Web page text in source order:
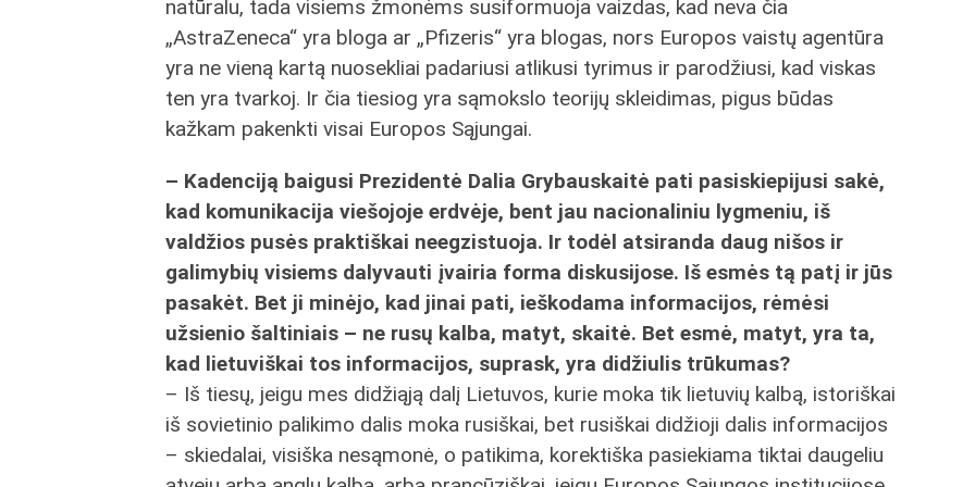
natūralu, tada visiems žmonėms susiformuoja vaizdas, kad neva čia
„AstraZeneca“ yra bloga ar „Pfizeris“ yra blogas, nors Europos vaistų agentūra
yra ne vieną kartą nuosekliai padariusi atlikusi tyrimus ir parodžiusi, kad viskas
ten yra tvarkoj. Ir čia tiesiog yra sąmokslo teorijų skleidimas, pigus būdas
kažkam pakenkti visai Europos Sąjungai.
– Kadenciją baigusi Prezidentė Dalia Grybauskaitė pati pasiskiepijusi sakė,
kad komunikacija viešojoje erdvėje, bent jau nacionaliniu lygmeniu, iš
valdžios pusės praktiškai neegzistuoja. Ir todėl atsiranda daug nišos ir
galimybių visiems dalyvauti įvairia forma diskusijose. Iš esmės tą patį ir jūs
pasakėt. Bet ji minėjo, kad jinai pati, ieškodama informacijos, rėmėsi
užsienio šaltiniais – ne rusų kalba, matyt, skaitė. Bet esmė, matyt, yra ta,
kad lietuviškai tos informacijos, suprask, yra didžiulis trūkumas?
– Iš tiesų, jeigu mes didžiąją dalį Lietuvos, kurie moka tik lietuvių kalbą, istoriškai
iš sovietinio palikimo dalis moka rusiškai, bet rusiškai didžioji dalis informacijos
– skiedalai, visiška nesąmonė, o patikima, korektiška pasiekiama tiktai daugeliu